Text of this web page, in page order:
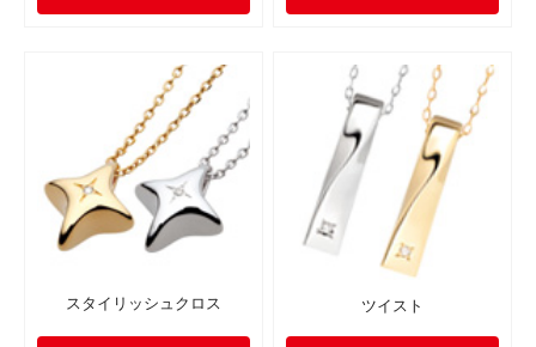
スタイリッシュクロス ツイスト